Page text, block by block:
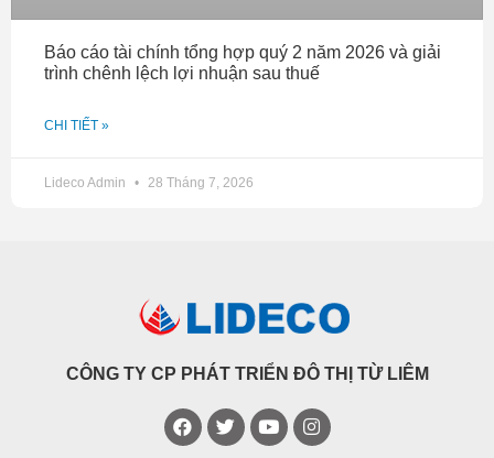
Báo cáo tài chính tổng hợp quý 2 năm 2026 và giải
trình chênh lệch lợi nhuận sau thuế
CHI TIẾT »
Lideco Admin 28 Tháng 7, 2026
CÔNG TY CP PHÁT TRIỂN ĐÔ THỊ TỪ LIÊM